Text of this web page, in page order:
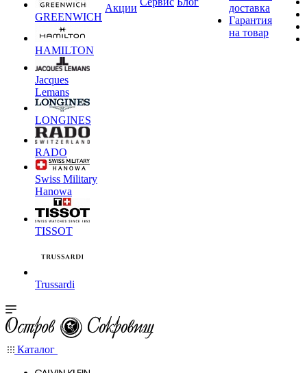
GREENWICH
HAMILTON
Jacques
Lemans
LONGINES
RADO
Swiss Military
Hanowa
TISSOT
Trussardi
Акции
доставка
Гарантия
на товар
Каталог